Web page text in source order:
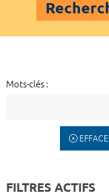
Mots-clés :
FILTRES ACTIFS